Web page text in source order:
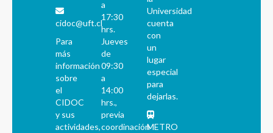
cidoc@uft.cl
Para
más
información
sobre
el
CIDOC
y sus
actividades,
a
17:30
hrs.
Jueves
de
09:30
a
14:00
hrs.,
previa
coordinación
Universidad
cuenta
con
un
lugar
especial
para
dejarlas.
METRO